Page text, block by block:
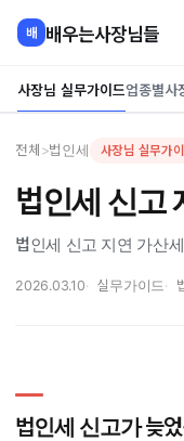
배 배우는사장님들
사장님 실무가이드업종별사
전체 >법인세 사장님 실무가
법인세 신고
법인세 신고 지연 가산
2026.03.10 실무가이드
법인세 신고가 늦